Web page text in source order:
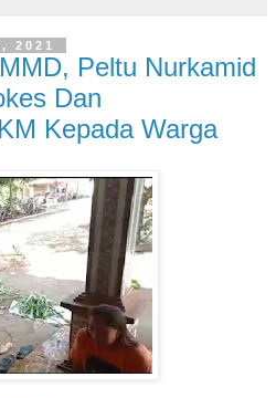
2021
Peltu Nurkamid
Dan
Kepada Warga